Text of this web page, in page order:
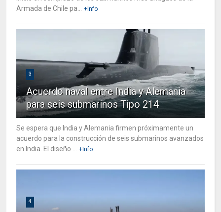
Armada de Chile pa...
+Info
3
Acuerdo naval entre India y Alemania
para seis submarinos Tipo 214
Se espera que India y Alemania firmen próximamente un
acuerdo para la construcción de seis submarinos avanzados
en India. El diseño ...
+Info
4